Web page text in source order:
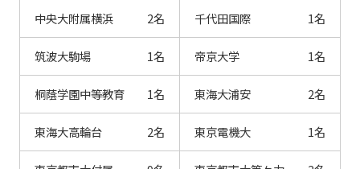
中央大附属横浜 2名 千代田国際 1名
筑波大駒場 1名 帝京大学 1名
桐蔭学園中等教育 1名 東海大浦安 2名
東海大高輪台 2名 東京電機大 1名